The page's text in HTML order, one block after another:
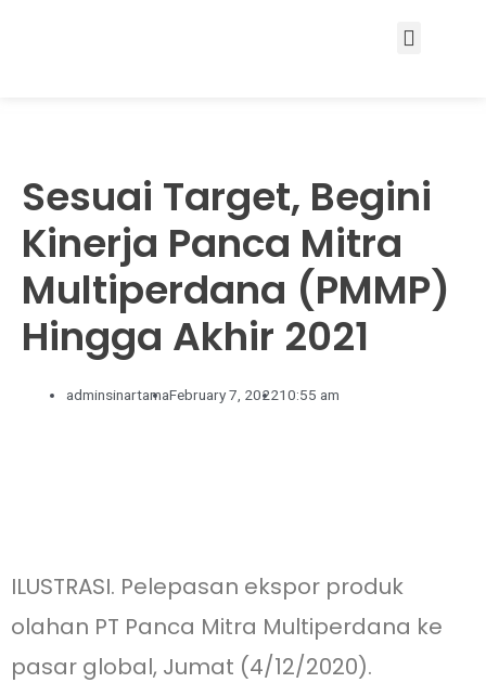
Sesuai Target, Begini
Kinerja Panca Mitra
Multiperdana (PMMP)
Hingga Akhir 2021
adminsinartamaFebruary 7, 202210:55 am
ILUSTRASI. Pelepasan ekspor produk
olahan PT Panca Mitra Multiperdana ke
pasar global, Jumat (4/12/2020).